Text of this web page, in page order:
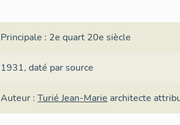
Principale : 2e quart 20e siècle
1931,daté par source
Auteur :Turié Jean-Marie architecte